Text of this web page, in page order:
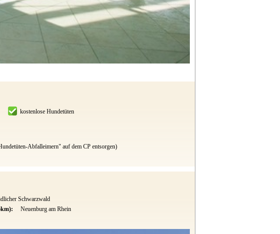
kostenlose Hundetüten
Abfalleimern" auf dem CP entsorgen)
Schwarzwald
Neuenburg am Rhein